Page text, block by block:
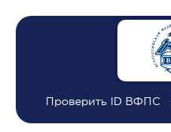
Проверить ID ВФПС